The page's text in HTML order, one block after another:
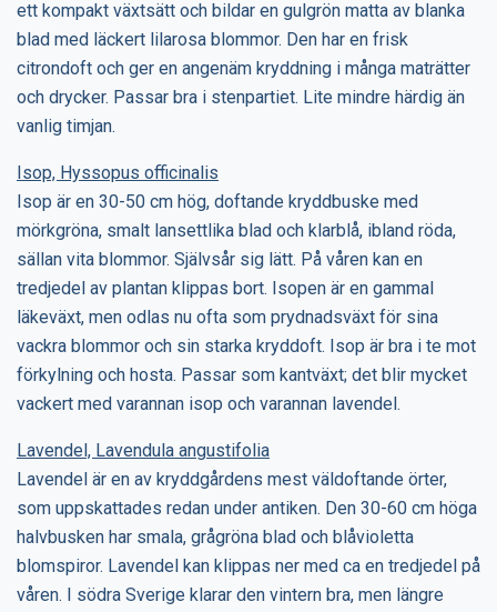
ett kompakt växtsätt och bildar en gulgrön matta av blanka
blad med läckert lilarosa blommor. Den har en frisk
citrondoft och ger en angenäm kryddning i många maträtter
och drycker. Passar bra i stenpartiet. Lite mindre härdig än
vanlig timjan.
Isop, Hyssopus officinalis
Isop är en 30-50 cm hög, doftande kryddbuske med
mörkgröna, smalt lansettlika blad och klarblå, ibland röda,
sällan vita blommor. Självsår sig lätt. På våren kan en
tredjedel av plantan klippas bort. Isopen är en gammal
läkeväxt, men odlas nu ofta som prydnadsväxt för sina
vackra blommor och sin starka kryddoft. Isop är bra i te mot
förkylning och hosta. Passar som kantväxt; det blir mycket
vackert med varannan isop och varannan lavendel.
Lavendel, Lavendula angustifolia
Lavendel är en av kryddgårdens mest väldoftande örter,
som uppskattades redan under antiken. Den 30-60 cm höga
halvbusken har smala, grågröna blad och blåvioletta
blomspiror. Lavendel kan klippas ner med ca en tredjedel på
våren. I södra Sverige klarar den vintern bra, men längre